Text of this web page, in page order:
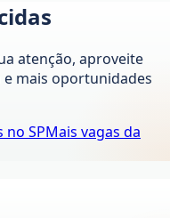
atenção, aproveite
e mais oportunidades
no SPMais vagas da